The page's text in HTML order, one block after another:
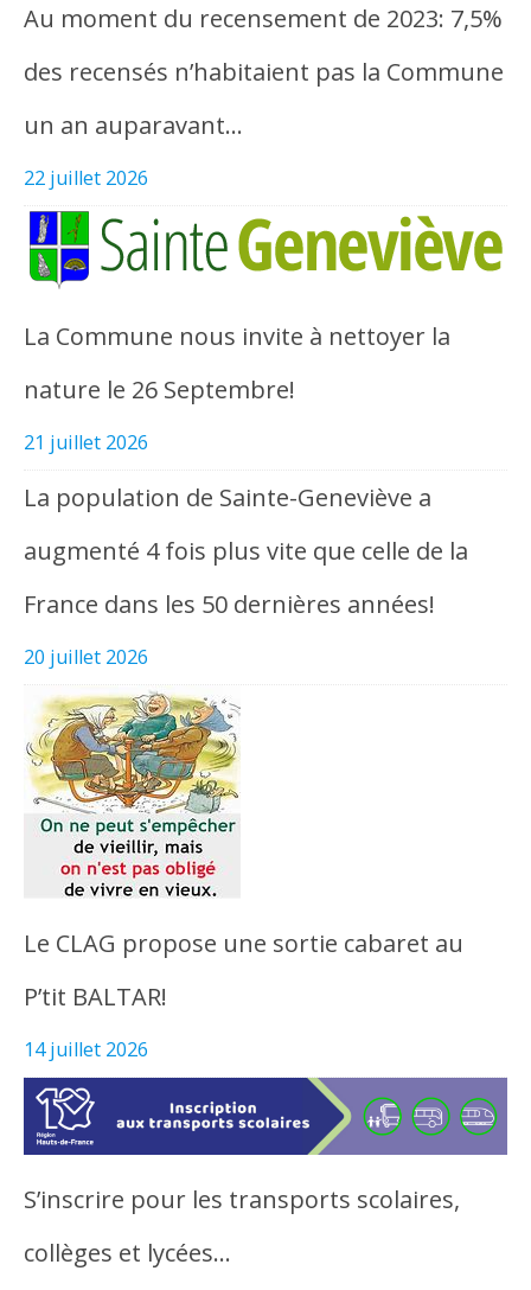
Au moment du recensement de 2023: 7,5%
des recensés n’habitaient pas la Commune
un an auparavant…
22 juillet 2026
La Commune nous invite à nettoyer la
nature le 26 Septembre!
21 juillet 2026
La population de Sainte-Geneviève a
augmenté 4 fois plus vite que celle de la
France dans les 50 dernières années!
20 juillet 2026
Le CLAG propose une sortie cabaret au
P’tit BALTAR!
14 juillet 2026
S’inscrire pour les transports scolaires,
collèges et lycées…